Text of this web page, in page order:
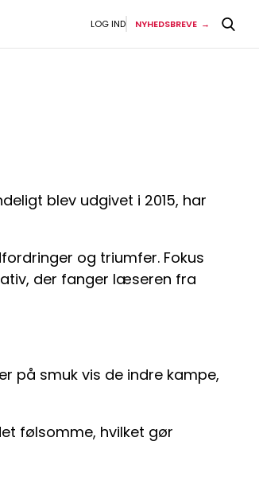
LOG IND NYHEDSBREVE
blev udgivet i 2015, har
og triumfer. Fokus
der fanger læseren fra
på smuk vis de indre kampe,
følsomme, hvilket gør